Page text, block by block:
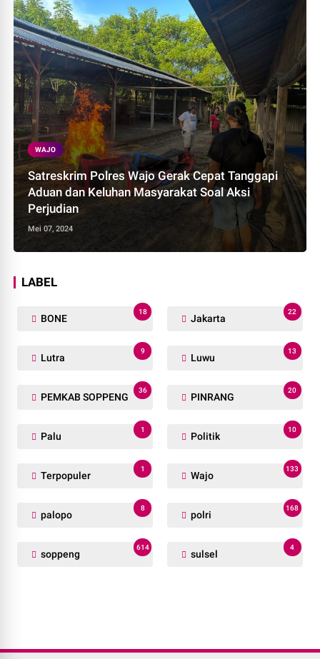
WAJO
Satreskrim Polres Wajo Gerak Cepat Tanggapi
Aduan dan Keluhan Masyarakat Soal Aksi
Perjudian
Mei 07, 2024
LABEL
BONE
18
Jakarta
22
Lutra
9
Luwu
13
PEMKAB SOPPENG
36
PINRANG
20
Palu
1
Politik
10
Terpopuler
1
Wajo
133
palopo
8
polri
168
soppeng
614
sulsel
4